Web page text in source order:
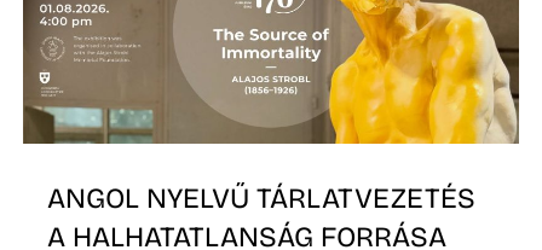
ANGOL NYELVŰ TÁRLATVEZETÉS
A HALHATATLANSÁG FORRÁSA